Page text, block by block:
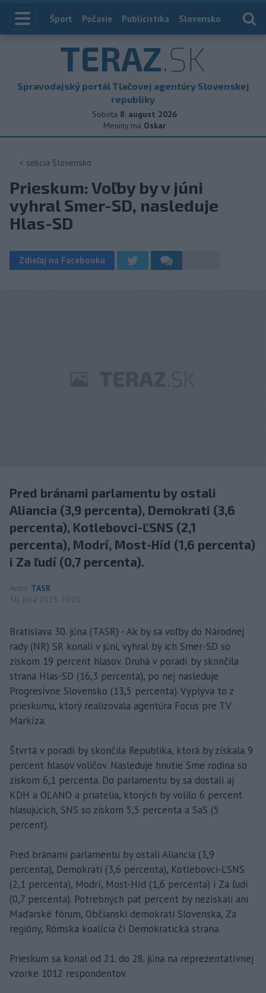
Index
Šport Počasie Publicistika Slovensko
TERAZ.SK
Spravodajský portál Tlačovej agentúry Slovenskej
republiky
Sobota 8. august 2026
Meniny má Oskar
< sekcia Slovensko
Prieskum: Voľby by v júni
vyhral Smer-SD, nasleduje
Hlas-SD
Zdieľaj na Facebooku
Pred bránami parlamentu by ostali
Aliancia (3,9 percenta), Demokrati (3,6
percenta), Kotlebovci-ĽSNS (2,1
percenta), Modrí, Most-Híd (1,6 percenta)
i Za ľudí (0,7 percenta).
Autor TASR
30. júna 2023 20:05
Bratislava 30. júna (TASR) - Ak by sa voľby do Národnej
rady (NR) SR konali v júni, vyhral by ich Smer-SD so
ziskom 19 percent hlasov. Druhá v poradí by skončila
strana Hlas-SD (16,3 percenta), po nej nasleduje
Progresívne Slovensko (13,5 percenta). Vyplýva to z
prieskumu, ktorý realizovala agentúra Focus pre TV
Markíza.
Štvrtá v poradí by skončila Republika, ktorá by získala 9
percent hlasov voličov. Nasleduje hnutie Sme rodina so
ziskom 6,1 percenta. Do parlamentu by sa dostali aj
KDH a OĽANO a priatelia, ktorých by volilo 6 percent
hlasujúcich, SNS so ziskom 5,5 percenta a SaS (5
percent).
Pred bránami parlamentu by ostali Aliancia (3,9
percenta), Demokrati (3,6 percenta), Kotlebovci-ĽSNS
(2,1 percenta), Modrí, Most-Híd (1,6 percenta) i Za ľudí
(0,7 percenta). Potrebných päť percent by nezískali ani
Maďarské fórum, Občianski demokrati Slovenska, Za
regióny, Rómska koalícia či Demokratická strana.
Prieskum sa konal od 21. do 28. júna na reprezentatívnej
vzorke 1012 respondentov.